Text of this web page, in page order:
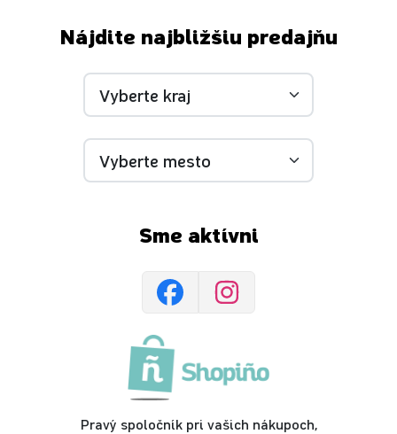
Nájdite najbližšiu predajňu
Sme aktívni
Pravý spoločník pri vašich nákupoch,